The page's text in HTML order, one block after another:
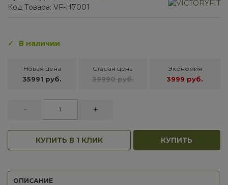
Код Товара: VF-H7001
В наличии
Новая цена
35991 руб.
Старая цена
39990 руб.
Экономия
3999 руб.
- +
КУПИТЬ В 1 КЛИК КУПИТЬ
ОПИСАНИЕ